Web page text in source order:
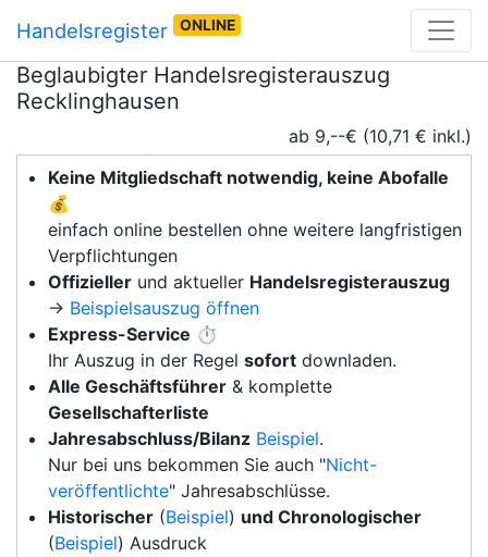
Handelsregister ONLINE
Beglaubigter Handelsregisterauszug
Recklinghausen
ab 9,--€ (10,71 € inkl.)
Keine Mitgliedschaft notwendig, keine Abofalle
💰
einfach online bestellen ohne weitere langfristigen
Verpflichtungen
Offizieller und aktueller Handelsregisterauszug
→ Beispielsauszug öffnen
Express-Service ⏱️
Ihr Auszug in der Regel sofort downladen.
Alle Geschäftsführer & komplette
Gesellschafterliste
Jahresabschluss/Bilanz Beispiel.
Nur bei uns bekommen Sie auch "Nicht-
veröffentlichte" Jahresabschlüsse.
Historischer (Beispiel) und Chronologischer
(Beispiel) Ausdruck